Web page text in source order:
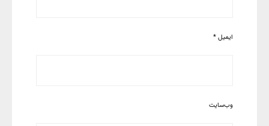
ایمیل*
وب‌سایت